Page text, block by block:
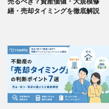
繕・売却タイミングを徹底解説